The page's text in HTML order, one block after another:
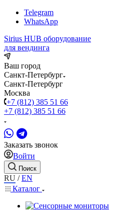
Telegram
WhatsApp
Sirius HUB оборудование
для вендинга
Ваш город
Санкт-Петербург
Санкт-Петербург
Москва
+7 (812) 385 51 66
+7 (812) 385 51 66
Заказать звонок
Войти
Поиск
RU /EN
Каталог